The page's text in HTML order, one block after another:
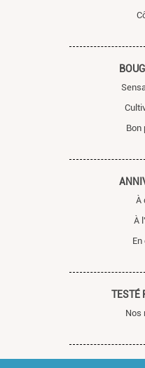
Bon
À
À
TESTÉ
Nos